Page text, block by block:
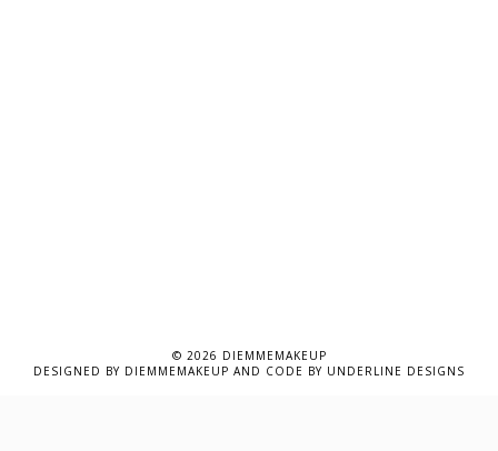
© 2026 DIEMMEMAKEUP
DESIGNED BY DIEMMEMAKEUP AND CODE BY UNDERLINE DESIGNS